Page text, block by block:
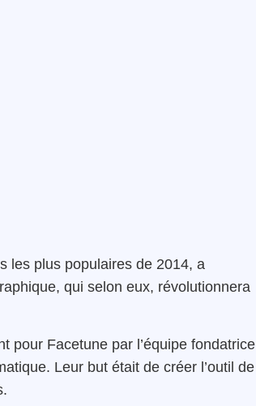
les plus populaires de 2014, a
qui selon eux, révolutionnera
pour Facetune par l’équipe fondatrice
Leur but était de créer l’outil de